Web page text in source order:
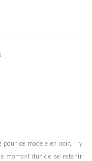
pour ce modele en noir, il y
moment dur de se retenir